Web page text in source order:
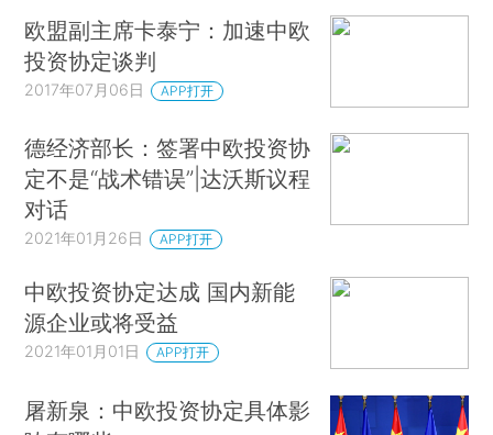
欧盟副主席卡泰宁：加速中欧
投资协定谈判
2017年07月06日 APP打开
德经济部长：签署中欧投资协
定不是“战术错误”|达沃斯议程
对话
2021年01月26日 APP打开
中欧投资协定达成 国内新能
源企业或将受益
2021年01月01日 APP打开
屠新泉：中欧投资协定具体影